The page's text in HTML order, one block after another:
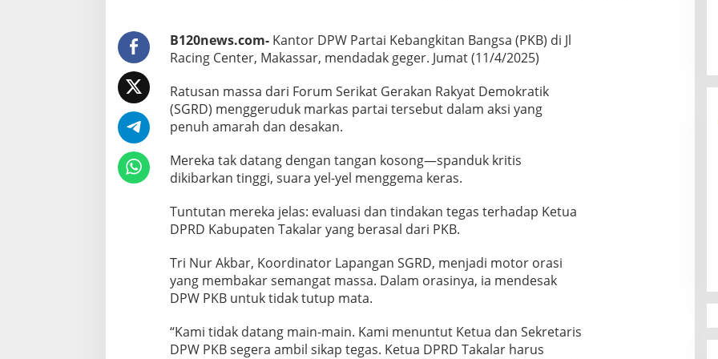
K
B
B120news.com-Kantor DPW Partai Kebangkitan Bangsa (PKB) di Jl
Racing Center, Makassar, mendadak geger. Jumat (11/4/2025)
Ratusan massa dari Forum Serikat Gerakan Rakyat Demokratik
(SGRD) menggeruduk markas partai tersebut dalam aksi yang
penuh amarah dan desakan.
Mereka tak datang dengan tangan kosong—spanduk kritis
dikibarkan tinggi, suara yel-yel menggema keras.
Tuntutan mereka jelas: evaluasi dan tindakan tegas terhadap Ketua
DPRD Kabupaten Takalar yang berasal dari PKB.
Tri Nur Akbar, Koordinator Lapangan SGRD, menjadi motor orasi
yang membakar semangat massa. Dalam orasinya, ia mendesak
DPW PKB untuk tidak tutup mata.
“Kami tidak datang main-main. Kami menuntut Ketua dan Sekretaris
DPW PKB segera ambil sikap tegas. Ketua DPRD Takalar harus
Canvasser MuLIA Ungkit Dugaan